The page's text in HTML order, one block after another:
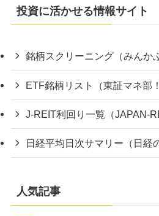
投資に活かせる情報サイト
銘柄スクリーニング（みんか
ETF銘柄リスト（東証マネ部！
J-REIT利回り一覧（JAPAN-
日経平均日次サマリー（日経
人気記事